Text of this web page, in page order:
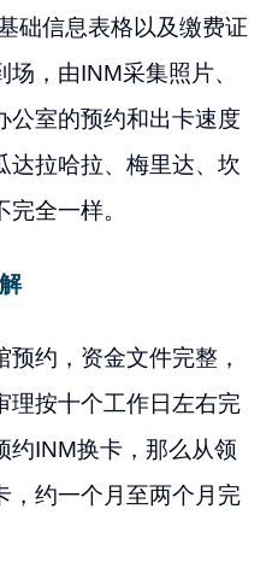
础信息表格以及缴费证
，由INM采集照片、
公室的预约和出卡速度
达拉哈拉、梅里达、坎
全一样。
约，资金文件完整，
理按十个工作日左右完
约INM换卡，那么从领
，约一个月至两个月完